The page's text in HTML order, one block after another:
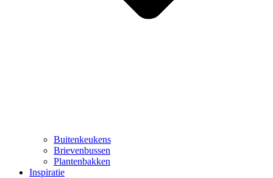
Buitenkeukens
Brievenbussen
Plantenbakken
Inspiratie